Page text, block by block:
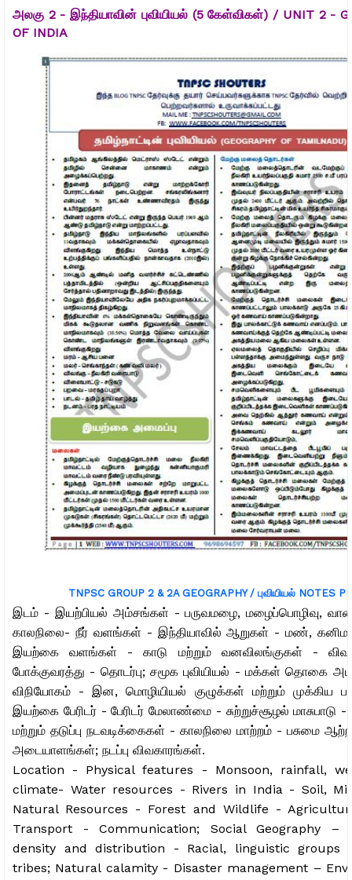
அலகு 2 - இந்தியாவின் புவியியல் (5 கேள்விகள்) / UNIT 2 -
OF INDIA
TNPSC GROUP 2 & 2A GEOGRAPHY / புவியியல் NOTES
இடம் - இயற்பியல் அம்சங்கள் - பருவமழை, மழைப்பொழிவு,
காலநிலை- நீர் வளங்கள் - இந்தியாவில் ஆறுகள் - மண்,
இயற்கை வளங்கள் - காடு மற்றும் வனவிலங்குகள் -
போக்குவரத்து - தொடர்பு; சமூக புவியியல் - மக்கள் தொகை
விநியோகம் - இன, மொழியியல் குழுக்கள் மற்றும் முக்கிய
இயற்கை பேரிடர் - பேரிடர் மேலாண்மை - சுற்றுச்சூழல்
மற்றும் தடுப்பு நடவடிக்கைகள் - காலநிலை மாற்றம் - பசுமை
அடையாளங்கள்; நடப்பு விவகாரங்கள்.
Location - Physical features - Monsoon, rainfall,
climate- Water resources - Rivers in India - Soil,
Natural Resources - Forest and Wildlife -
Transport - Communication; Social Geography –
density and distribution - Racial, linguistic groups
tribes; Natural calamity - Disaster management –